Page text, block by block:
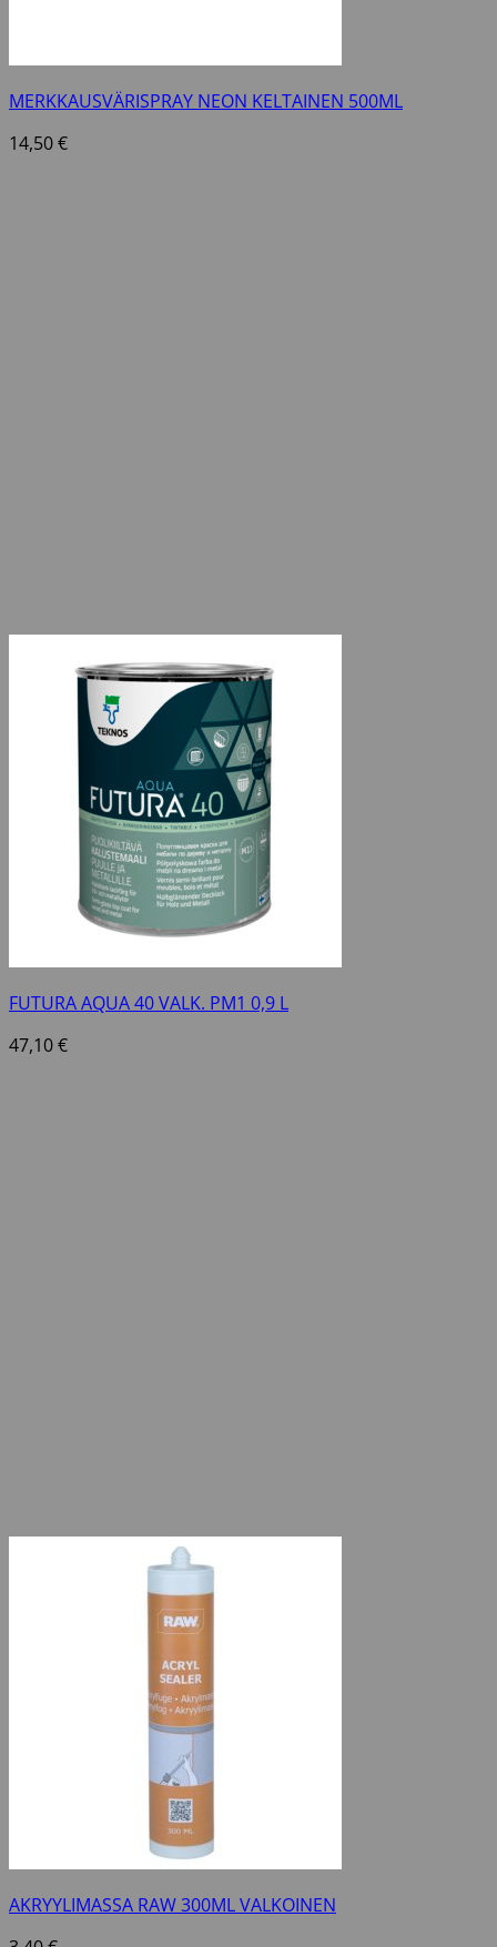
MERKKAUSVÄRISPRAY NEON KELTAINEN 500ML
14,50€
FUTURA AQUA 40 VALK. PM1 0,9 L
47,10€
AKRYYLIMASSA RAW 300ML VALKOINEN